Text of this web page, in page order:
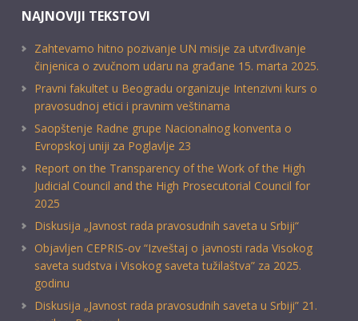
NAJNOVIJI TEKSTOVI
Zahtevamo hitno pozivanje UN misije za utvrđivanje
činjenica o zvučnom udaru na građane 15. marta 2025.
Pravni fakultet u Beogradu organizuje Intenzivni kurs o
pravosudnoj etici i pravnim veštinama
Saopštenje Radne grupe Nacionalnog konventa o
Evropskoj uniji za Poglavlje 23
Report on the Transparency of the Work of the High
Judicial Council and the High Prosecutorial Council for
2025
Diskusija „Javnost rada pravosudnih saveta u Srbiji“
Objavljen CEPRIS-ov “Izveštaj o javnosti rada Visokog
saveta sudstva i Visokog saveta tužilaštva” za 2025.
godinu
Diskusija „Javnost rada pravosudnih saveta u Srbiji” 21.